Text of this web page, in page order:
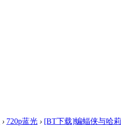
› 720p蓝光 › [BT下载]蝙蝠侠与哈莉